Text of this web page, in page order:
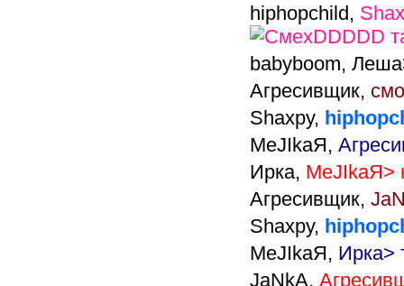
hiphopchild,
DDDDD
babyboom,
Агресивщик,
Shaxpy,
MeJIkaЯ,
Ирка, MeJIkaЯ>
Агресивщик,
Shaxpy,
MeJIkaЯ, Ирка>
JaNkA,